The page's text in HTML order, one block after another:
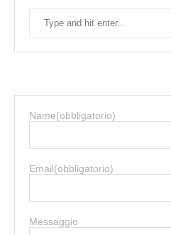
Name(obbligatorio)
Email(obbligatorio)
Messaggio